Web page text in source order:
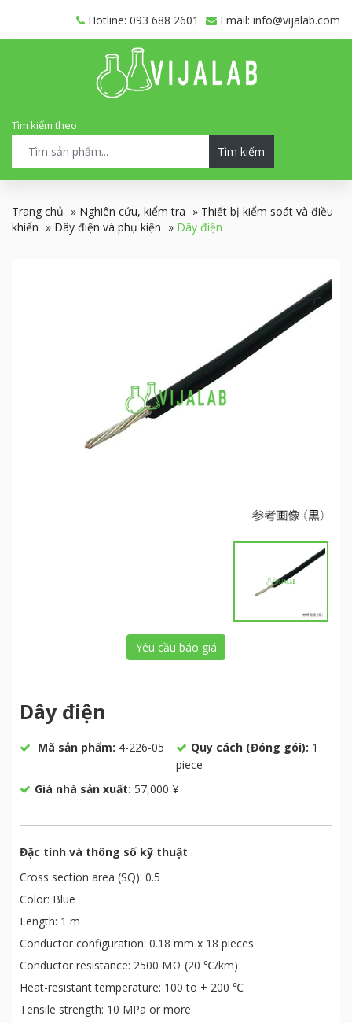
Hotline: 093 688 2601 Email: info@vijalab.com
Tìm kiếm theo
Tìm kiếm
Trang chủ » Nghiên cứu, kiểm tra » Thiết bị kiểm soát và điều
khiển » Dây điện và phụ kiện » Dây điện
Yêu cầu báo giá
Dây điện
Mã sản phẩm: 4-226-05 Quy cách (Đóng gói): 1
piece
Giá nhà sản xuất: 57,000 ¥
Đặc tính và thông số kỹ thuật
Cross section area (SQ): 0.5
Color: Blue
Length: 1 m
Conductor configuration: 0.18 mm x 18 pieces
Conductor resistance: 2500 MΩ (20 ℃/km)
Heat-resistant temperature: 100 to + 200 ℃
Tensile strength: 10 MPa or more